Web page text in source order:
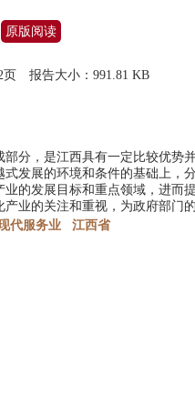
原版阅读
页 报告大小： 991.81 KB
分，是江西具有一定比较优势
发展的环境和条件的基础上，
的发展目标和重点领域，进而
产业的关注和重视，为政府部门
代服务业 江西省